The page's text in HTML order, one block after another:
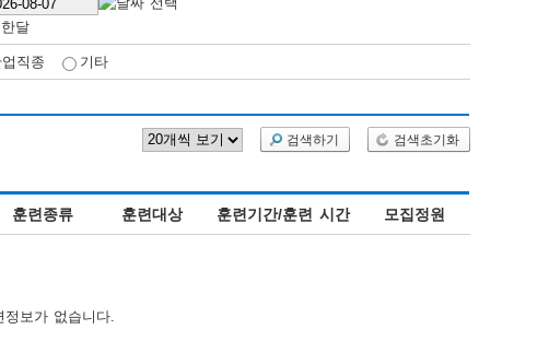
한달
직종 기타
검색하기 검색초기화
훈련종류 훈련대상 훈련기간/훈련 시간 모집정원
정보가 없습니다.